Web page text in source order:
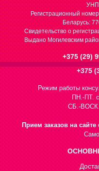
УНП
Регистрационный
Беларусь:
Cвидетельство о
Выдано Могилевским
+375 (29)
+375
Режим работы
ПН.-ПТ.
СБ.-ВОСК.
Прием заказов на